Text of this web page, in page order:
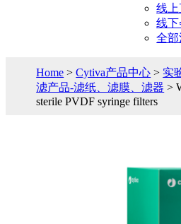
线上
线下
全
Home >Cytiva产品中心 > 实
滤产品-滤纸、滤膜、滤器 >
sterile PVDF syringe filters